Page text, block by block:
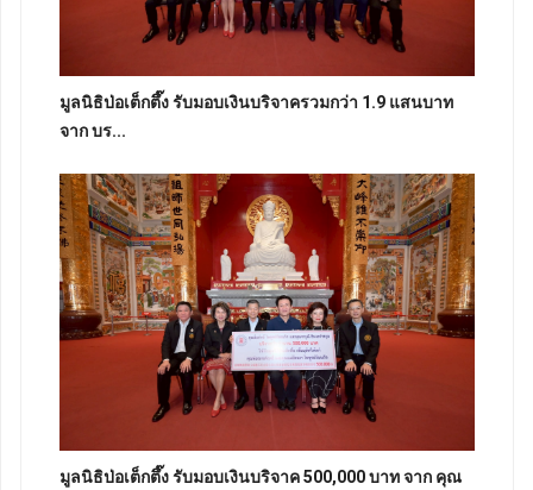
มูลนิธิป่อเต็กตึ๊ง รับมอบเงินบริจาครวมกว่า 1.9 แสนบาท
จาก บร...
มูลนิธิป่อเต็กตึ๊ง รับมอบเงินบริจาค 500,000 บาท จาก คุณ